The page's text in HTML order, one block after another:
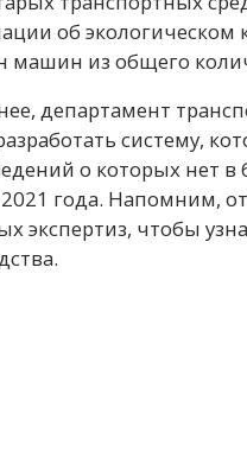
об экологическом
машин из общего
департамент
систему,
о которых нет
года. Напомним,
экспертиз, чтобы